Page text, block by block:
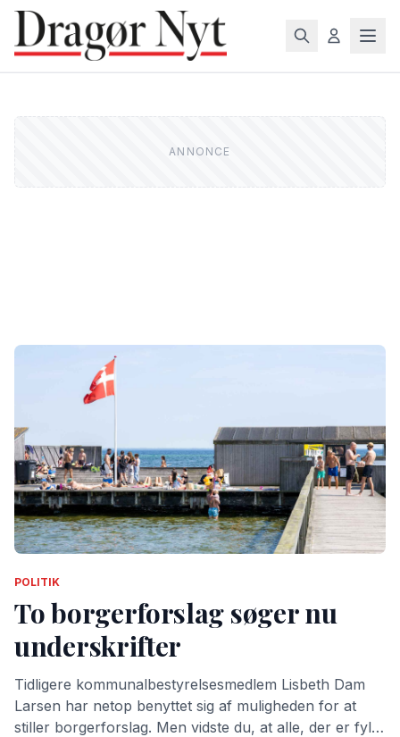
POLITIK
To borgerforslag søger nu
underskrifter
Tidligere kommunalbestyrelsesmedlem Lisbeth Dam
Larsen har netop benyttet sig af muligheden for at
stiller borgerforslag. Men vidste du, at alle, der er fyldt